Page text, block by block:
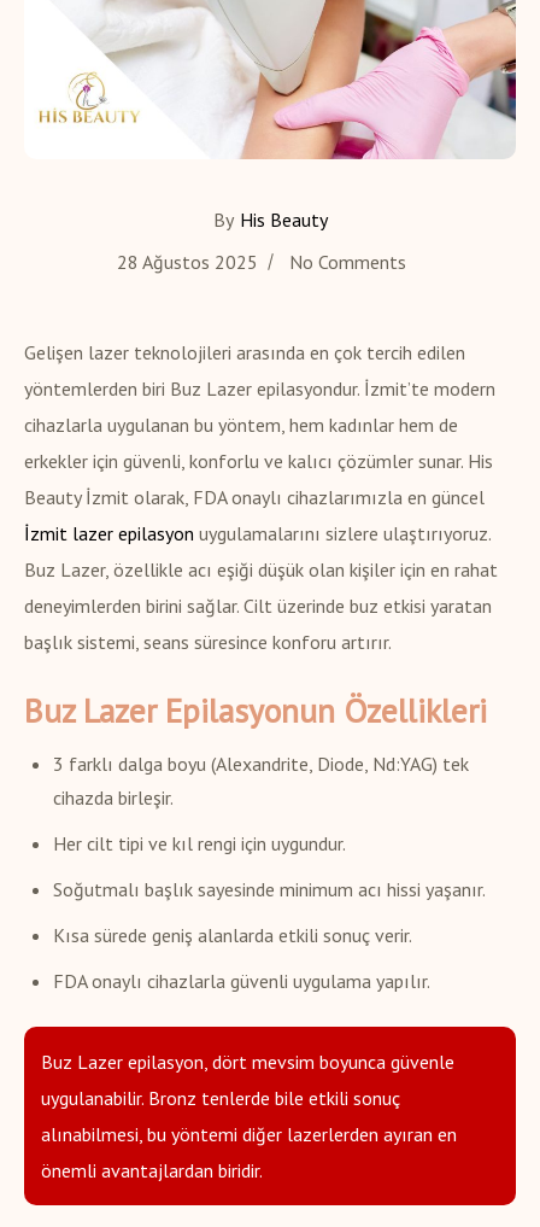
By His Beauty
28 Ağustos 2025
No Comments
Gelişen lazer teknolojileri arasında en çok tercih edilen
yöntemlerden biri Buz Lazer epilasyondur. İzmit’te modern
cihazlarla uygulanan bu yöntem, hem kadınlar hem de
erkekler için güvenli, konforlu ve kalıcı çözümler sunar. His
Beauty İzmit olarak, FDA onaylı cihazlarımızla en güncel
İzmit lazer epilasyon uygulamalarını sizlere ulaştırıyoruz.
Buz Lazer, özellikle acı eşiği düşük olan kişiler için en rahat
deneyimlerden birini sağlar. Cilt üzerinde buz etkisi yaratan
başlık sistemi, seans süresince konforu artırır.
Buz Lazer Epilasyonun Özellikleri
3 farklı dalga boyu (Alexandrite, Diode, Nd:YAG) tek
cihazda birleşir.
Her cilt tipi ve kıl rengi için uygundur.
Soğutmalı başlık sayesinde minimum acı hissi yaşanır.
Kısa sürede geniş alanlarda etkili sonuç verir.
FDA onaylı cihazlarla güvenli uygulama yapılır.
Buz Lazer epilasyon, dört mevsim boyunca güvenle
uygulanabilir. Bronz tenlerde bile etkili sonuç
alınabilmesi, bu yöntemi diğer lazerlerden ayıran en
önemli avantajlardan biridir.